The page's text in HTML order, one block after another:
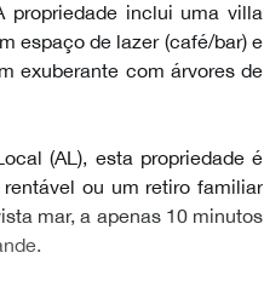
propriedade inclui uma villa
espaço de lazer (café/bar) e
exuberante com árvores de
(AL), esta propriedade é
ou um retiro familiar
mar, a apenas 10 minutos